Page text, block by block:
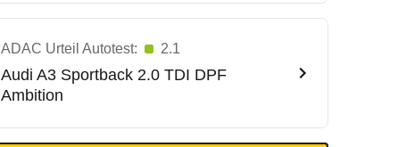
ADAC Urteil Autotest: 2.1
Audi A3 Sportback 2.0 TDI DPF
Ambition